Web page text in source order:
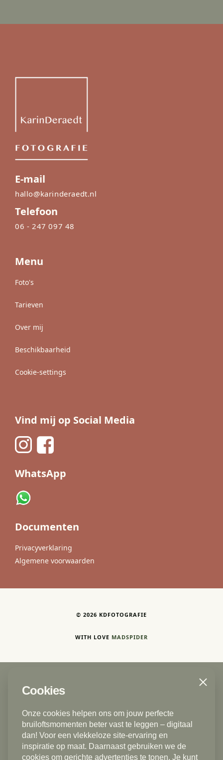
E-mail
hallo@karinderaedt.nl
Telefoon
06 - 247 097 48
Menu
Foto's
Tarieven
Over mij
Beschikbaarheid
Cookie-settings
Vind mij op Social Media
WhatsApp
Documenten
Privacyverklaring
Algemene voorwaarden
© 2026 KDFOTOGRAFIE
WITH LOVE MADSPIDER
Den Haag - Delft - Voorburg - Rijswijk ZH -
Zoetermeer - Gouda - Rotterdam - Vlaardingen -
Leidschendam - Ermelo - Rotterdam - Schiedam -
Alphen aan den Rijn - Dordrecht - Scheveningen -
Cookies
Onze cookies helpen ons om jouw perfecte
bruiloftsmomenten beter vast te leggen – digitaal
dan! Voor een vlekkeloze site-ervaring en
inspiratie op maat. Daarnaast gebruiken we de
cookies om gerichte advertenties te tonen. Je kunt
Close